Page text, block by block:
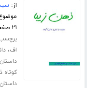
از:
۲۱ صفحه
اف،
کوتاه